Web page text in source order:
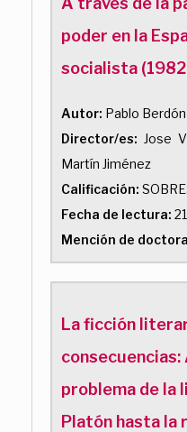
poder en la
socialista
Autor: Pablo
Director/es: Jose
Martín Jiménez
Calificación:
Fecha de lectura:
Mención de
La ficción
consecuencias:
problema de la
Platón hasta la